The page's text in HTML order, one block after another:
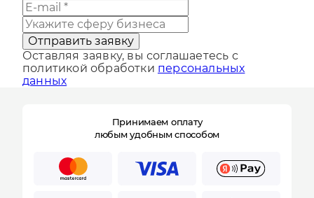
Отправить заявку
Оставляя заявку, вы соглашаетесь с
политикой обработки
Принимаем оплату